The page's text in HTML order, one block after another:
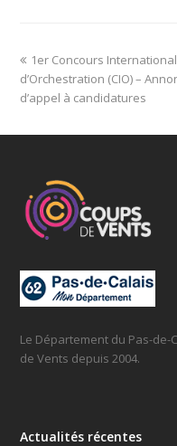
previous
post:
1er Concours International
d’Orchestration (CIO) –
d’appel à candidatures
Le Département du Pas-
de Vents depuis 2004.
Actualités récentes